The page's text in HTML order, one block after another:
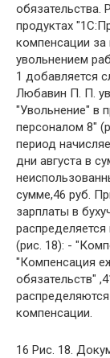
обязательства.
продуктах
компенсации за
увольнением
1 добавляется
Любавин П. П.
"Увольнение" в
персоналом 8"
период
дни августа в
сумме,46 руб.
зарплаты в
(рис. 18): -
"Компенсация
обязательств"
компенсации.
16 Рис. 18.